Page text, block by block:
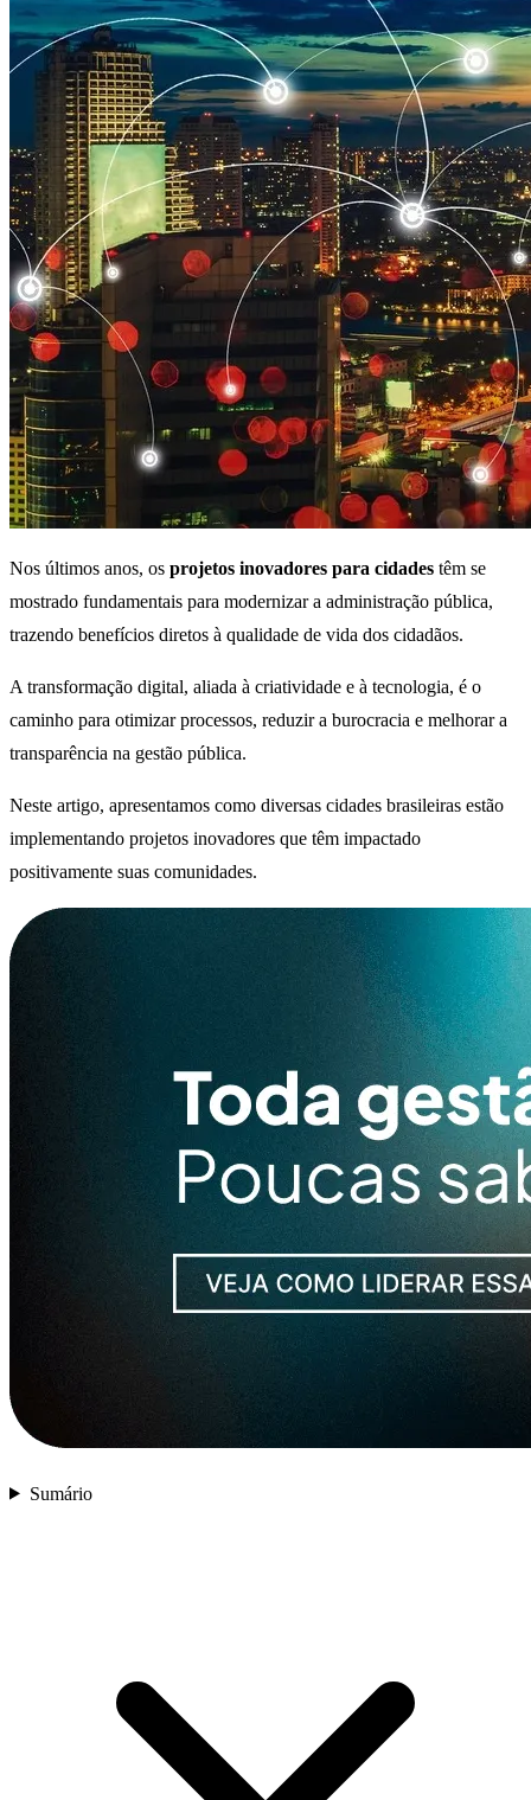
Nos últimos anos, os projetos inovadores para cidades têm se
mostrado fundamentais para modernizar a administração pública,
trazendo benefícios diretos à qualidade de vida dos cidadãos.
A transformação digital, aliada à criatividade e à tecnologia, é o
caminho para otimizar processos, reduzir a burocracia e melhorar a
transparência na gestão pública.
Neste artigo, apresentamos como diversas cidades brasileiras estão
implementando projetos inovadores que têm impactado
positivamente suas comunidades.
Sumário